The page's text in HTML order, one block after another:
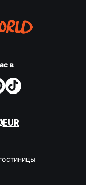
в
EUR